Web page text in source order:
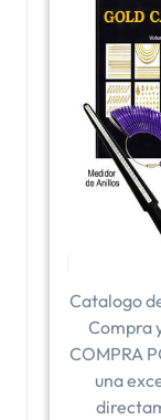
Catalogo
Compra
COMPRA
una